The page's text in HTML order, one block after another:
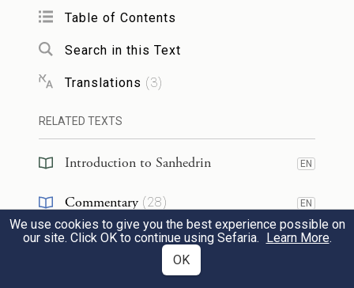
וְרַב יוֹסֵף. אָמוֹרָאֵי דִּנְהַרְדָּעֵי – רַב חָמָא.
The expression:Our Rabbis that are in
Babylonia,is referring to
Eretz Yisrael,is referring toRabbi Abba.
The expression:The judges of the
Diaspora,
is a reference to the Sage
The phrase:The judges ofEretz Yisrael,is
a reference toRabbi Ami and Rabbi Asi.
The judges of Pumbedita,
Table of Contents
Search in this Text
Translations (3)
RELATED TEXTS
Introduction to Sanhedrin EN
Commentary (28) EN
Talmud(2)
We use cookies to give you the best experience possible on
our site. Click OK to continue using Sefaria. Learn More.
OK